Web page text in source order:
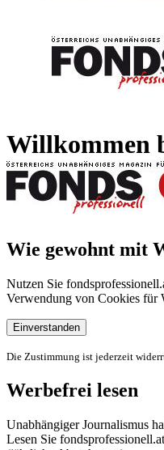
Willkommen
Wie gewohnt mit
Nutzen Sie
Verwendung von Cookies für
Einverstanden
Die Zustimmung ist jederzeit
Werbefrei lesen
Unabhängiger Journalismus
Lesen Sie